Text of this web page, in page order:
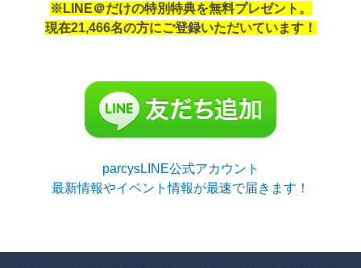
※LINE＠だけの特別特典を無料プレゼント。
現在21,466名の方にご登録いただいています！
parcysLINE公式アカウント
最新情報やイベント情報が最速で届きます！